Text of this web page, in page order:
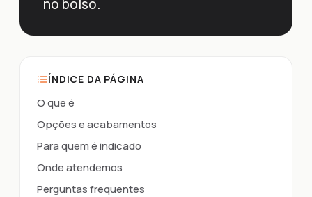
no bolso.
ÍNDICE DA PÁGINA
O que é
Opções e acabamentos
Para quem é indicado
Onde atendemos
Perguntas frequentes